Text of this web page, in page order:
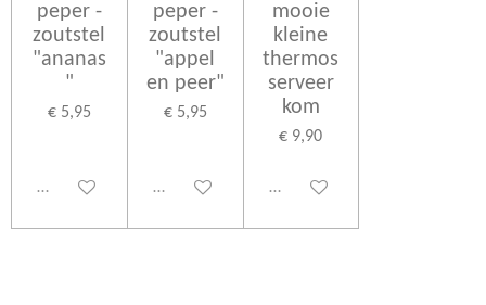
peper -
zoutstel
"ananas
"
€ 5,95
Uitgeschakeld
peper -
zoutstel
"appel
en peer"
€ 5,95
Uitgeschakeld
mooie
kleine
thermos
serveer
kom
€ 9,90
Uitgeschakeld